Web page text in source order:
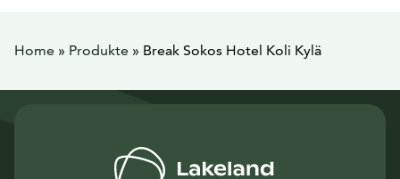
Home » Produkte » Break Sokos Hotel Koli Kylä